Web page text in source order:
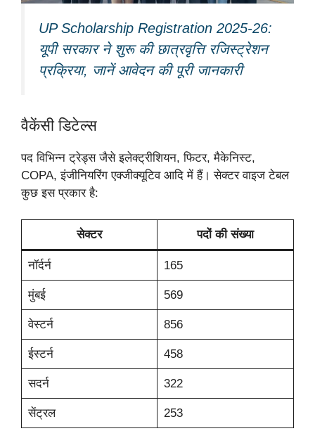
UP Scholarship Registration 2025-26:
यूपी सरकार ने शुरू की छात्रवृत्ति रजिस्ट्रेशन
प्रक्रिया, जानें आवेदन की पूरी जानकारी
वैकेंसी डिटेल्स
पद विभिन्न ट्रेड्स जैसे इलेक्ट्रीशियन, फिटर, मैकेनिस्ट,
COPA, इंजीनियरिंग एक्जीक्यूटिव आदि में हैं। सेक्टर वाइज टेबल
कुछ इस प्रकार है:
सेक्टर पदों की संख्या
नॉर्दर्न 165
मुंबई 569
वेस्टर्न 856
ईस्टर्न 458
सदर्न 322
सेंट्रल 253